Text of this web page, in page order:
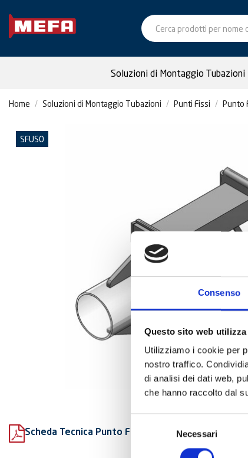
Consenso
Questo sito web
Utilizziamo i cookie per
nostro traffico.
di analisi dei dati web,
che hanno raccolto dal
Necessari
Soluzioni di Montaggio Tubazioni
Home Soluzioni di Montaggio Tubazioni Punti Fissi Punto
SFUSO
Scheda Tecnica Punto Fisso Tipo B (a saldare)